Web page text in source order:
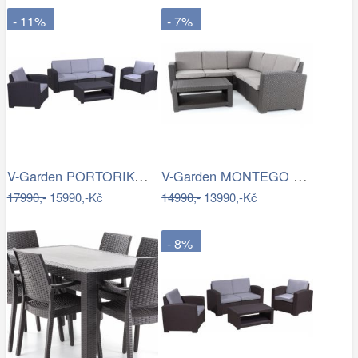
- 11%
V-Garden PORTORIKO GREY DeLuxe
17990,-15990,-Kč
- 7%
V-Garden MONTEGO DeLuxe
14990,-13990,-Kč
- 8%